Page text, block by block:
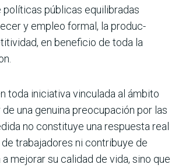
políticas públicas equilibra­das
y empleo formal, la produc­
en beneficio de toda la
toda iniciativa vinculada al ámbito
una genuina preocupa­ción por las
no constituye una respuesta real
trabajadores ni contribuye de
mejorar su cali­dad de vida, sino que